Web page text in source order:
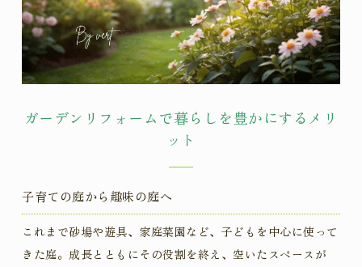
ガーデンリフォームで暮らしを豊かにするメリ
ット
子育ての庭から趣味の庭へ
これまで砂場や遊具、家庭菜園など、子どもを中心に使って
きた庭。成長とともにその役割を終え、空いたスペースが